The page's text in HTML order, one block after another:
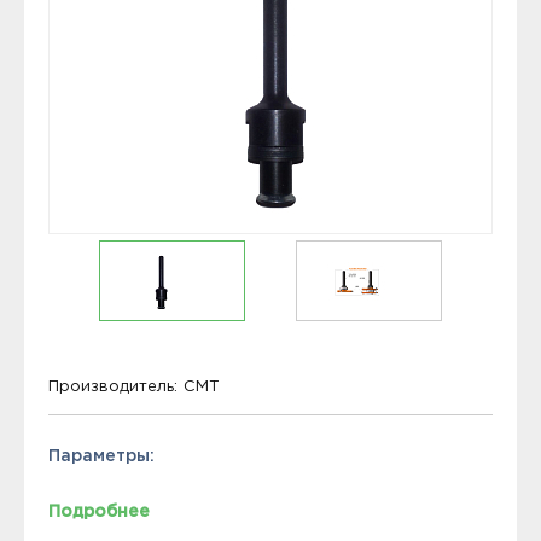
Производитель: CMT
Параметры:
Подробнее